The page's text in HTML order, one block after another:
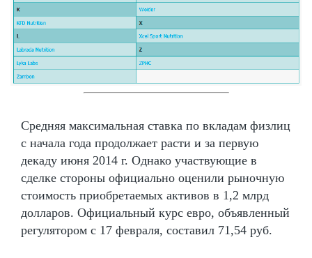
Средняя максимальная ставка по вкладам физлиц
с начала года продолжает расти и за первую
декаду июня 2014 г. Однако участвующие в
сделке стороны официально оценили рыночную
стоимость приобретаемых активов в 1,2 млрд
долларов. Официальный курс евро, объявленный
регулятором с 17 февраля, составил 71,54 руб.